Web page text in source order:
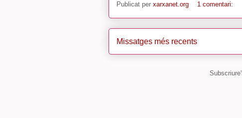
Publicat per xarxanet.org 1 comentari:
Missatges més recents